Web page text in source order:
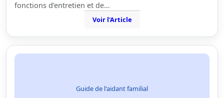
fonctions d’entretien et de…
Voir l'Article
Guide de l'aidant familial